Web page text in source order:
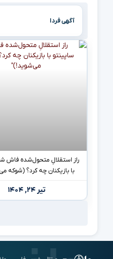
آگهی فردا
راز استقلالِ متحول‌شده فاش
با بازیکنان چه کرد؟ (شوکه
تیر ۲۴, ۱۴۰۴